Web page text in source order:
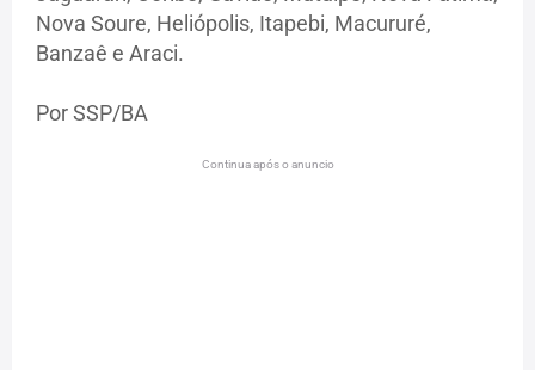
Nova Soure, Heliópolis, Itapebi, Macururé,
Banzaê e Araci.
Por SSP/BA
Continua após o anuncio